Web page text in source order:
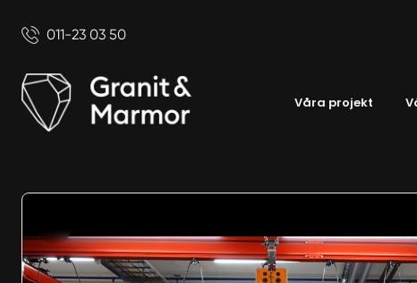
011-23 03 50
Våra projekt